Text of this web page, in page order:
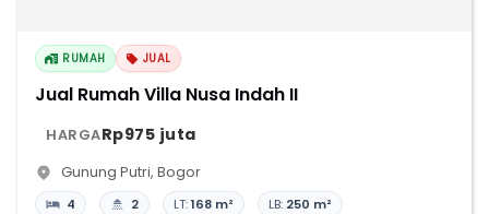
RUMAH JUAL
Jual Rumah Villa Nusa Indah II
HARGARp975 juta
Gunung Putri, Bogor
4 2 LT:168 m² LB: 250 m²